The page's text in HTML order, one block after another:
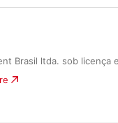
Brasil ltda. sob licença